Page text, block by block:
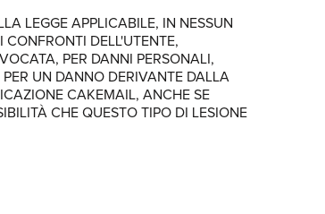
LEGGE APPLICABILE, IN NESSUN
DELL'UTENTE,
PER DANNI PERSONALI,
UN DANNO DERIVANTE DALLA
CAKEMAIL, ANCHE SE
CHE QUESTO TIPO DI LESIONE